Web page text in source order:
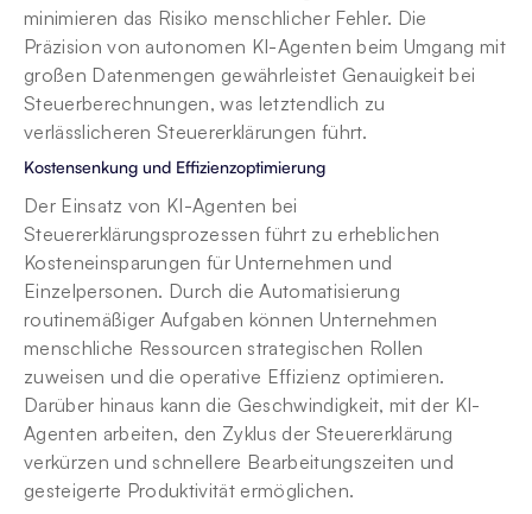
minimieren das Risiko menschlicher Fehler. Die
Präzision von autonomen KI-Agenten beim Umgang mit
großen Datenmengen gewährleistet Genauigkeit bei
Steuerberechnungen, was letztendlich zu
verlässlicheren Steuererklärungen führt.
Kostensenkung und Effizienzoptimierung
Der Einsatz von KI-Agenten bei
Steuererklärungsprozessen führt zu erheblichen
Kosteneinsparungen für Unternehmen und
Einzelpersonen. Durch die Automatisierung
routinemäßiger Aufgaben können Unternehmen
menschliche Ressourcen strategischen Rollen
zuweisen und die operative Effizienz optimieren.
Darüber hinaus kann die Geschwindigkeit, mit der KI-
Agenten arbeiten, den Zyklus der Steuererklärung
verkürzen und schnellere Bearbeitungszeiten und
gesteigerte Produktivität ermöglichen.